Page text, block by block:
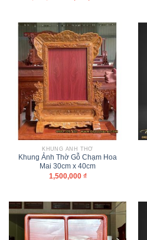
KHUNG ẢNH THỜ
Khung Ảnh Thờ Gỗ Chạm Hoa
Mai 30cm x 40cm
1,500,000 ₫